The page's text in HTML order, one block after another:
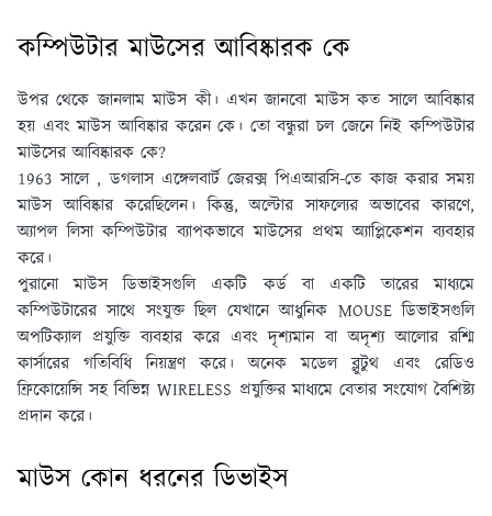
কম্পিউটার মাউসের আবিষ্কারক কে
উপর থেকে জানলাম মাউস কী। এখন জানবো মাউস কত সালে আবিষ্কার
হয় এবং মাউস আবিষ্কার করেন কে। তো বন্ধুরা চল জেনে নিই কম্পিউটার
মাউসের আবিষ্কারক কে?
1963 সালে , ডগলাস এঙ্গেলবার্ট জেরক্স পিএআরসি-তে কাজ করার সময়
মাউস আবিষ্কার করেছিলেন। কিন্তু, অল্টোর সাফল্যের অভাবের কারণে,
অ্যাপল লিসা কম্পিউটার ব্যাপকভাবে মাউসের প্রথম অ্যাপ্লিকেশন ব্যবহার
করে।
পুরানো মাউস ডিভাইসগুলি একটি কর্ড বা একটি তারের মাধ্যমে
কম্পিউটারের সাথে সংযুক্ত ছিল যেখানে আধুনিক MOUSE ডিভাইসগুলি
অপটিক্যাল প্রযুক্তি ব্যবহার করে এবং দৃশ্যমান বা অদৃশ্য আলোর রশ্মি
কার্সারের গতিবিধি নিয়ন্ত্রণ করে। অনেক মডেল ব্লুটুথ এবং রেডিও
ফ্রিকোয়েন্সি সহ বিভিন্ন WIRELESS প্রযুক্তির মাধ্যমে বেতার সংযোগ বৈশিষ্ট্য
প্রদান করে।
মাউস কোন ধরনের ডিভাইস